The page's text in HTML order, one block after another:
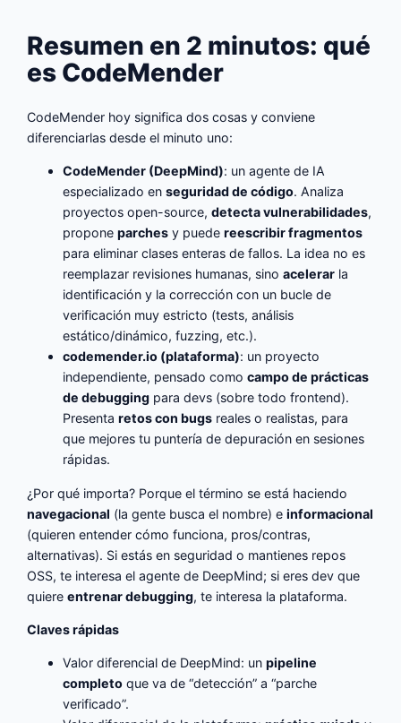
Resumen en 2 minutos: qué
es CodeMender
CodeMender hoy significa dos cosas y conviene
diferenciarlas desde el minuto uno:
CodeMender (DeepMind): un agente de IA
especializado enseguridad de código. Analiza
proyectos open-source,detecta vulnerabilidades,
proponeparches y puedereescribir fragmentos
para eliminar clases enteras de fallos. La idea no es
reemplazar revisiones humanas, sinoacelerar la
identificación y la corrección con un bucle de
verificación muy estricto (tests, análisis
estático/dinámico, fuzzing, etc.).
codemender.io (plataforma): un proyecto
independiente, pensado comocampo de prácticas
de debugging para devs (sobre todo frontend).
Presentaretos con bugs reales o realistas, para
que mejores tu puntería de depuración en sesiones
rápidas.
¿Por qué importa? Porque el término se está haciendo
navegacional (la gente busca el nombre) einformacional
(quieren entender cómo funciona, pros/contras,
alternativas). Si estás en seguridad o mantienes repos
OSS, te interesa el agente de DeepMind; si eres dev que
quiereentrenar debugging, te interesa la plataforma.
Claves rápidas
Valor diferencial de DeepMind: unpipeline
completo que va de “detección” a “parche
verificado”.